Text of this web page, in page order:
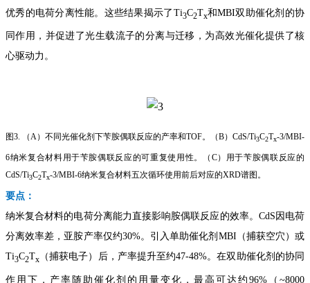
优秀的电荷分离性能。这些结果揭示了 Ti3C2Tx和MBI双助催化剂的协
同作用，并促进了光生载流子的分离与迁移，为高效光催化提供了核
心驱动力。
图3. （A）不同光催化剂下苄胺偶联反应的产率和TOF。（B） CdS/Ti3C2Tx-3/MBI-
6纳米复合材料用于苄胺偶联反应的可重复使用性。（ C）用于苄胺偶联反应的
CdS/Ti3C2Tx-3/MBI-6纳米复合材料五次循环使用前后对应的XRD谱图。
要点：
纳米复合材料的电荷分离能力直接影响胺偶联反应的效率。 CdS 因电荷
分离效率差，亚胺产率仅约30%。引入单助催化剂 MBI （捕获空穴）或
Ti3C2Tx （捕获电子）后，产率提升至约47-48%。在双助催化剂的协同
作用下，产率随助催化剂的用量变化，最高可达约 96% （ ~8000